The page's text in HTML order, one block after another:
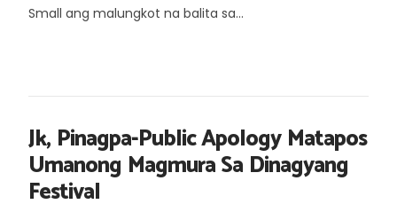
Small ang malungkot na balita sa...
Jk, Pinagpa-Public Apology Matapos
Umanong Magmura Sa Dinagyang
Festival